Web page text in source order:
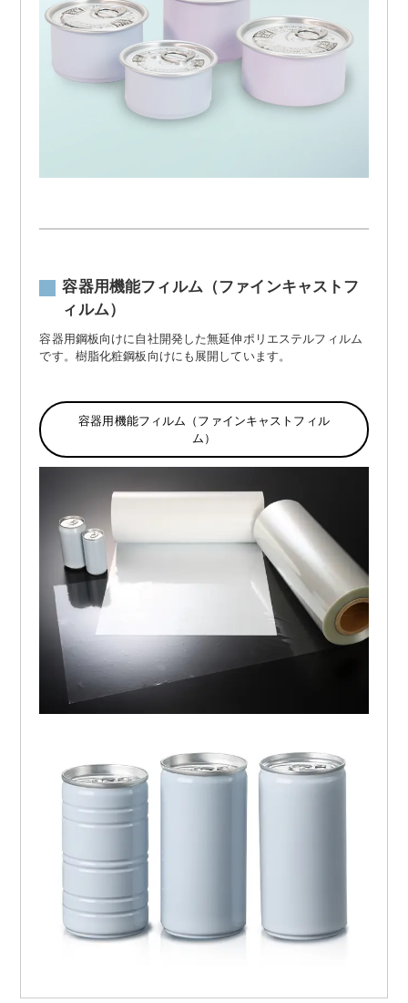
容器用機能フィルム（ファインキャストフ
ィルム）
容器用鋼板向けに自社開発した無延伸ポリエステルフィルム
です。樹脂化粧鋼板向けにも展開しています。
容器用機能フィルム（ファインキャストフィル
ム）